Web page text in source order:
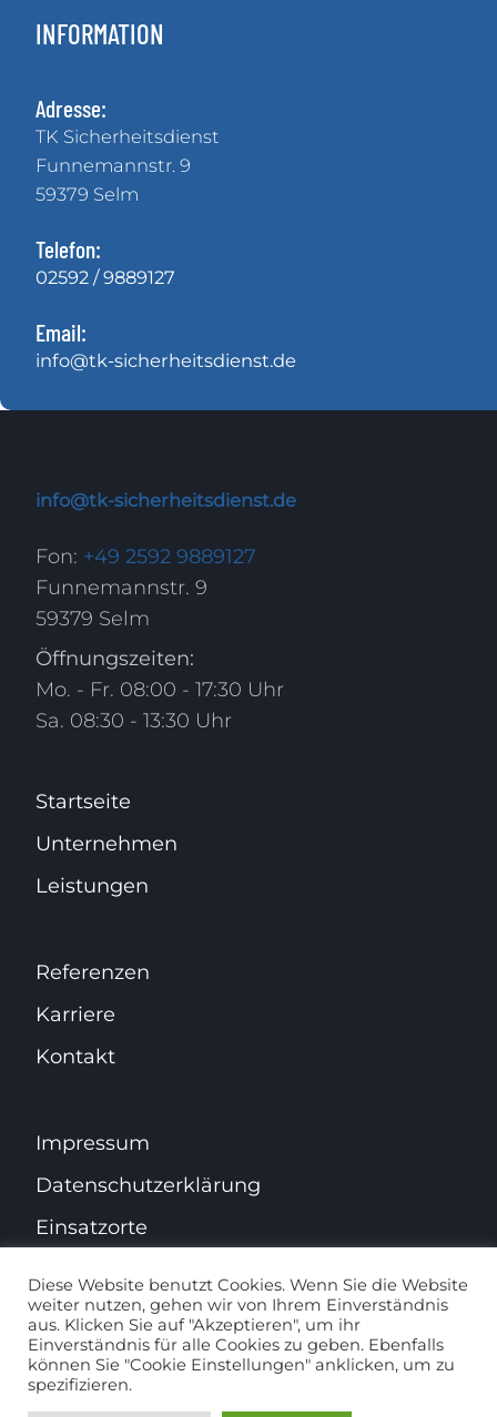
INFORMATION
Adresse:
TK Sicherheitsdienst
Funnemannstr. 9
59379 Selm
Telefon:
02592 / 9889127
Email:
info@tk-sicherheitsdienst.de
info@tk-sicherheitsdienst.de
Fon: +49 2592 9889127
Funnemannstr. 9
59379 Selm
Öffnungszeiten:
Mo. - Fr. 08:00 - 17:30 Uhr
Sa. 08:30 - 13:30 Uhr
Startseite
Unternehmen
Leistungen
Referenzen
Karriere
Kontakt
Impressum
Datenschutz­erklärung
Einsatzorte
Facebook
Instagram
Website erstellt vonGENESIS Webagentur
Diese Website benutzt Cookies. Wenn Sie die Website
weiter nutzen, gehen wir von Ihrem Einverständnis
aus. Klicken Sie auf "Akzeptieren", um ihr
Einverständnis für alle Cookies zu geben. Ebenfalls
können Sie "Cookie Einstellungen" anklicken, um zu
spezifizieren.